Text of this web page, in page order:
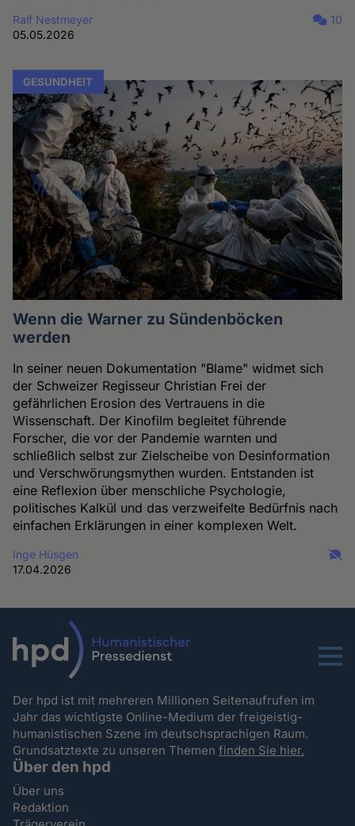
Ralf Nestmeyer
05.05.2026
10
GESUNDHEIT
Wenn die Warner zu Sündenböcken
werden
In seiner neuen Dokumentation "Blame" widmet sich
der Schweizer Regisseur Christian Frei der
gefährlichen Erosion des Vertrauens in die
Wissenschaft. Der Kinofilm begleitet führende
Forscher, die vor der Pandemie warnten und
schließlich selbst zur Zielscheibe von Desinformation
und Verschwörungsmythen wurden. Entstanden ist
eine Reflexion über menschliche Psychologie,
politisches Kalkül und das verzweifelte Bedürfnis nach
einfachen Erklärungen in einer komplexen Welt.
Inge Hüsgen
17.04.2026
Menu
Der hpd ist mit mehreren Millionen Seitenaufrufen im
Jahr das wichtigste Online-Medium der freigeistig-
humanistischen Szene im deutschsprachigen Raum.
Grundsatztexte zu unseren Themenfinden Sie hier.
Über den hpd
Über uns
Redaktion